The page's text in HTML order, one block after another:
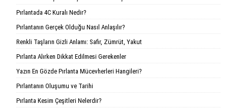
Pırlantada 4C Kuralı Nedir?
Pırlantanın Gerçek Olduğu Nasıl Anlaşılır?
Renkli Taşların Gizli Anlamı: Safir, Zümrüt, Yakut
Pırlanta Alırken Dikkat Edilmesi Gerekenler
Yazın En Gözde Pırlanta Mücevherleri Hangileri?
Pırlantanın Oluşumu ve Tarihi
Pırlanta Kesim Çeşitleri Nelerdir?